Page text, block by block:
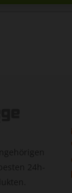
24h-